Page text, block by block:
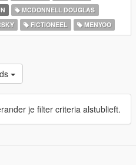
MCDONNELL DOUGLAS
FICTIONEEL MENYOO
je filter criteria alstublieft.